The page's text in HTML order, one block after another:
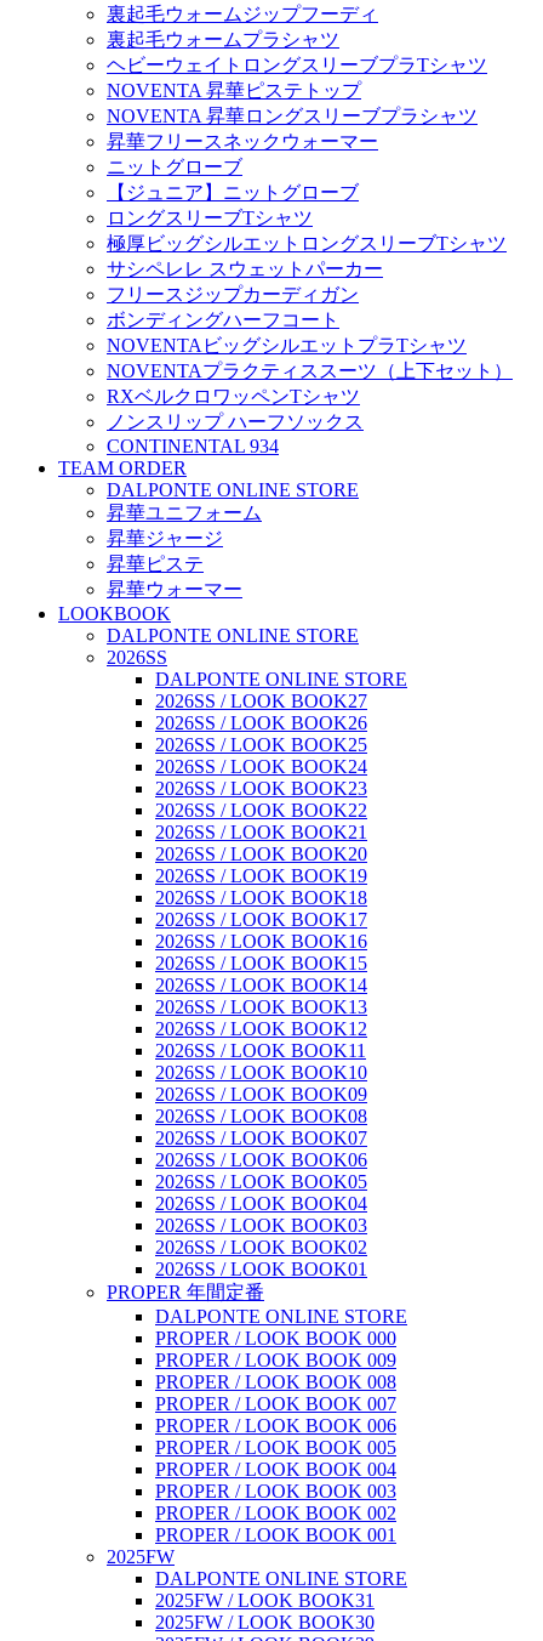
裏起毛ウォームジップフーディ
裏起毛ウォームプラシャツ
ヘビーウェイトロングスリーブプラTシャツ
NOVENTA 昇華ピステトップ
NOVENTA 昇華ロングスリーブプラシャツ
昇華フリースネックウォーマー
ニットグローブ
【ジュニア】ニットグローブ
ロングスリーブTシャツ
極厚ビッグシルエットロングスリーブTシャツ
サシペレレ スウェットパーカー
フリースジップカーディガン
ボンディングハーフコート
NOVENTAビッグシルエットプラTシャツ
NOVENTAプラクティススーツ（上下セット）
RXベルクロワッペンTシャツ
ノンスリップ ハーフソックス
CONTINENTAL 934
TEAM ORDER
DALPONTE ONLINE STORE
昇華ユニフォーム
昇華ジャージ
昇華ピステ
昇華ウォーマー
LOOKBOOK
DALPONTE ONLINE STORE
2026SS
DALPONTE ONLINE STORE
2026SS / LOOK BOOK27
2026SS / LOOK BOOK26
2026SS / LOOK BOOK25
2026SS / LOOK BOOK24
2026SS / LOOK BOOK23
2026SS / LOOK BOOK22
2026SS / LOOK BOOK21
2026SS / LOOK BOOK20
2026SS / LOOK BOOK19
2026SS / LOOK BOOK18
2026SS / LOOK BOOK17
2026SS / LOOK BOOK16
2026SS / LOOK BOOK15
2026SS / LOOK BOOK14
2026SS / LOOK BOOK13
2026SS / LOOK BOOK12
2026SS / LOOK BOOK11
2026SS / LOOK BOOK10
2026SS / LOOK BOOK09
2026SS / LOOK BOOK08
2026SS / LOOK BOOK07
2026SS / LOOK BOOK06
2026SS / LOOK BOOK05
2026SS / LOOK BOOK04
2026SS / LOOK BOOK03
2026SS / LOOK BOOK02
2026SS / LOOK BOOK01
PROPER 年間定番
DALPONTE ONLINE STORE
PROPER / LOOK BOOK 000
PROPER / LOOK BOOK 009
PROPER / LOOK BOOK 008
PROPER / LOOK BOOK 007
PROPER / LOOK BOOK 006
PROPER / LOOK BOOK 005
PROPER / LOOK BOOK 004
PROPER / LOOK BOOK 003
PROPER / LOOK BOOK 002
PROPER / LOOK BOOK 001
2025FW
DALPONTE ONLINE STORE
2025FW / LOOK BOOK31
2025FW / LOOK BOOK30